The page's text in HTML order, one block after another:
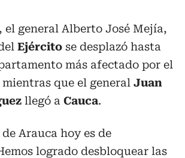
el general Alberto José Mejía,
Ejército se desplazó hasta
más afectado por el
que el general Juan
llegó a Cauca.
Arauca hoy es de
logrado desbloquear las